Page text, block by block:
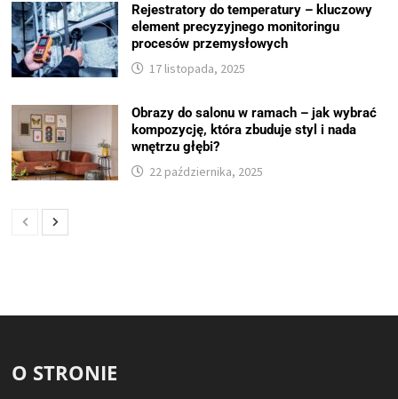
Rejestratory do temperatury – kluczowy
element precyzyjnego monitoringu
procesów przemysłowych
17 listopada, 2025
Obrazy do salonu w ramach – jak wybrać
kompozycję, która zbuduje styl i nada
wnętrzu głębi?
22 października, 2025
O STRONIE